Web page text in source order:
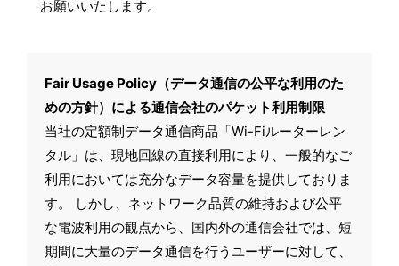
お願いいたします。
Fair Usage Policy（データ通信の公平な利用のた
めの方針）による通信会社のパケット利用制限
当社の定額制データ通信商品「Wi-Fiルーターレン
タル」は、現地回線の直接利用により、一般的なご
利用においては充分なデータ容量を提供しておりま
す。 しかし、ネットワーク品質の維持および公平
な電波利用の観点から、国内外の通信会社では、短
期間に大量のデータ通信を行うユーザーに対して、